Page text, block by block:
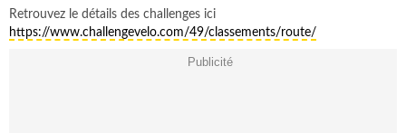
Retrouvez le détails des challenges ici
https://www.challengevelo.com/49/classements/route/
Publicité